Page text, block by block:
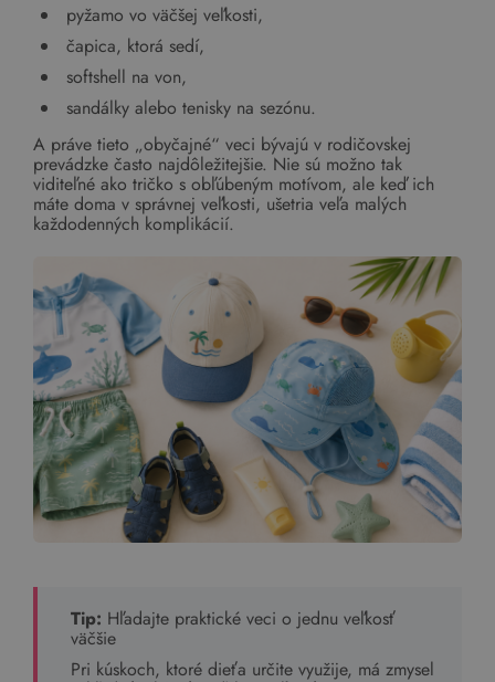
pyžamo vo väčšej veľkosti,
čapica, ktorá sedí,
softshell na von,
sandálky alebo tenisky na sezónu.
A práve tieto „obyčajné“ veci bývajú v rodičovskej
prevádzke často najdôležitejšie. Nie sú možno tak
viditeľné ako tričko s obľúbeným motívom, ale keď ich
máte doma v správnej veľkosti, ušetria veľa malých
každodenných komplikácií.
Tip: Hľadajte praktické veci o jednu veľkosť
väčšie
Pri kúskoch, ktoré dieťa určite využije, má zmysel